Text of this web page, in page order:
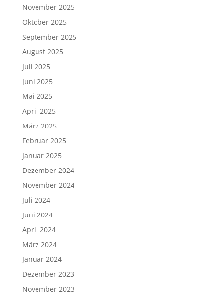
November 2025
Oktober 2025
September 2025
August 2025
Juli 2025
Juni 2025
Mai 2025
April 2025
März 2025
Februar 2025
Januar 2025
Dezember 2024
November 2024
Juli 2024
Juni 2024
April 2024
März 2024
Januar 2024
Dezember 2023
November 2023